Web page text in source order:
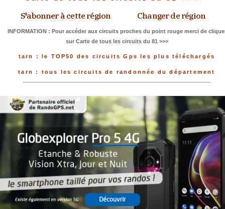
INFORMATION : Pour accéder aux circuits proches du point rouge merci de
sur Carte de tous les circuits du 81 >>>
tarn : le TOP50 des circuits Gps les plus téléchargés
tarn : tous les circuits de randonnée du département